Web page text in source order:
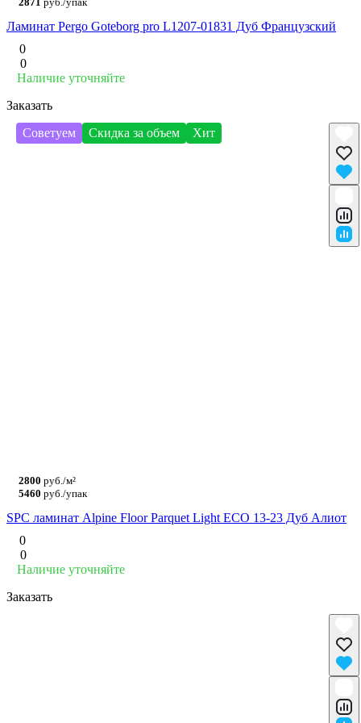
Ламинат Pergo Goteborg pro L1207-01831 Дуб Французский
0
0
Наличие уточняйте
Заказать
Советуем
Скидка за объем Хит
2800 руб./м²
5460 руб./упак
SPC ламинат Alpine Floor Parquet Light ЕСО 13-23 Дуб Алиот
0
0
Наличие уточняйте
Заказать